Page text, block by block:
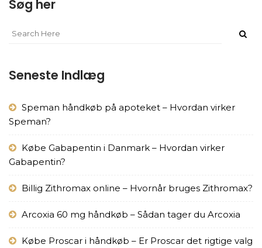
Søg her
Seneste Indlæg
Speman håndkøb på apoteket – Hvordan virker
Speman?
Købe Gabapentin i Danmark – Hvordan virker
Gabapentin?
Billig Zithromax online – Hvornår bruges Zithromax?
Arcoxia 60 mg håndkøb – Sådan tager du Arcoxia
Købe Proscar i håndkøb – Er Proscar det rigtige valg